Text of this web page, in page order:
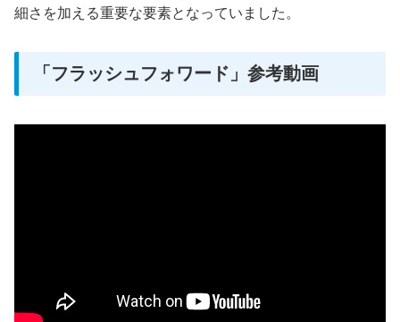
細さを加える重要な要素となっていました。
「フラッシュフォワード」参考動画